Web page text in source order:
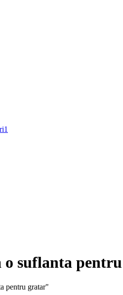
1
o suflanta
pentru gratar"